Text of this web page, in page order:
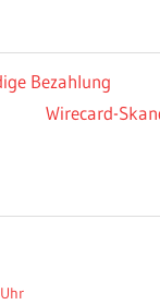
Bezahlung
Nächster
Wirecard-